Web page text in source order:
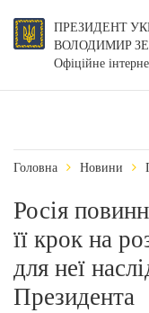
ПРЕЗИДЕНТ
ВОЛОДИМИР
Офіційне
Головна Новини
Росія
її крок на
для неї
Президента